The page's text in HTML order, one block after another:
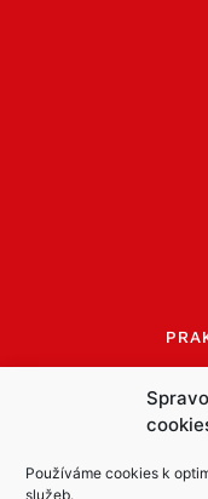
Používáme cookies k
služeb.